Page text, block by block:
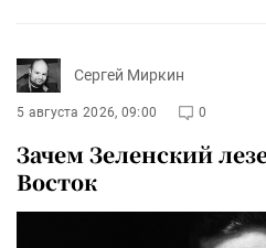
Сергей Миркин
5 августа 2026, 09:00 0
Зачем Зеленский
Восток